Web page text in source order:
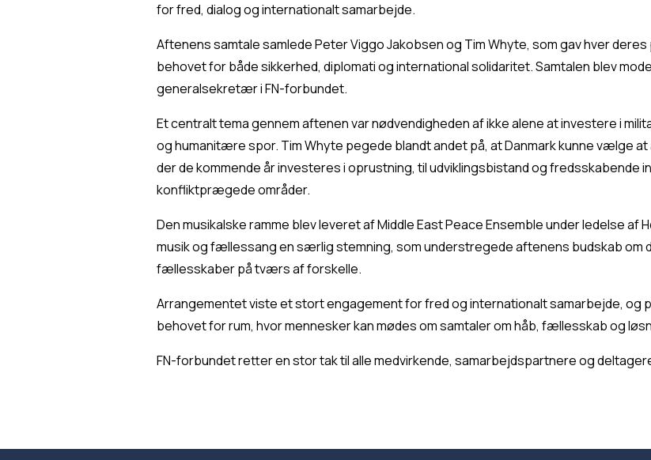
for fred, dialog og internationalt samarbejde.
Aftenens samtale samlede Peter Viggo Jakobsen og Tim Whyte, som gav hver
behovet for både sikkerhed, diplomati og international solidaritet. Samtalen blev
generalsekretær i FN-forbundet.
Et centralt tema gennem aftenen var nødvendigheden af ikke alene at investere i
og humanitære spor. Tim Whyte pegede blandt andet på, at Danmark kunne vælge
der de kommende år investeres i oprustning, til udviklingsbistand og fredsskabende
konfliktprægede områder.
Den musikalske ramme blev leveret af Middle East Peace Ensemble under ledelse af
musik og fællessang en særlig stemning, som understregede aftenens budskab om
fællesskaber på tværs af forskelle.
Arrangementet viste et stort engagement for fred og internationalt samarbejde, og
behovet for rum, hvor mennesker kan mødes om samtaler om håb, fællesskab og
FN-forbundet retter en stor tak til alle medvirkende, samarbejdspartnere og